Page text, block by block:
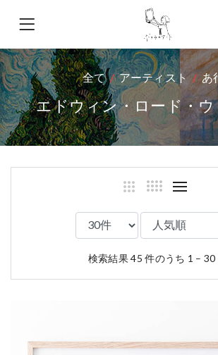
全て アーティスト あ
エドウィン・ロード・
検索結果 45 件のうち 1 – 30